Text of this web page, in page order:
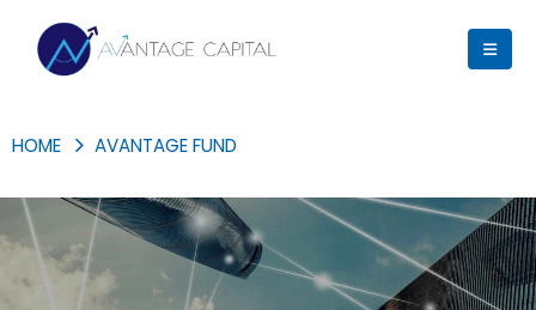
HOME AVANTAGE FUND